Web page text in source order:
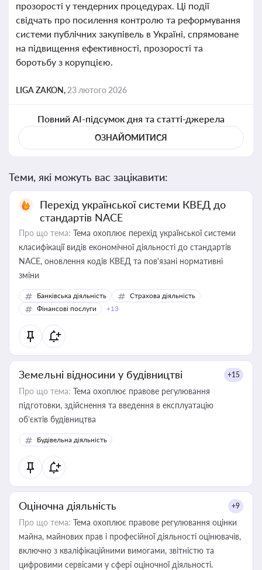
прозорості у тендерних процедурах. Ці події
свідчать про посилення контролю та реформування
системи публічних закупівель в Україні, спрямоване
на підвищення ефективності, прозорості та
боротьбу з корупцією.
LIGA ZAKON, 23 лютого 2026
Повний AI-підсумок дня та статті-джерела
ОЗНАЙОМИТИСЯ
Теми, які можуть вас зацікавити:
Перехід української системи КВЕД до
стандартів NACE
Про що тема: Тема охоплює перехід української системи
класифікації видів економічної діяльності до стандартів
NACE, оновлення кодів КВЕД та пов'язані нормативні
зміни
Банківська діяльність
Страхова діяльність
Фінансові послуги
+13
Земельні відносини у будівництві +15
Про що тема: Тема охоплює правове регулювання
підготовки, здійснення та введення в експлуатацію
об’єктів будівництва
Будівельна діяльність
Оціночна діяльність +9
Про що тема: Тема охоплює правове регулювання оцінки
майна, майнових прав і професійної діяльності оцінювачів,
включно з кваліфікаційними вимогами, звітністю та
цифровими сервісами у сфері оціночної діяльності.